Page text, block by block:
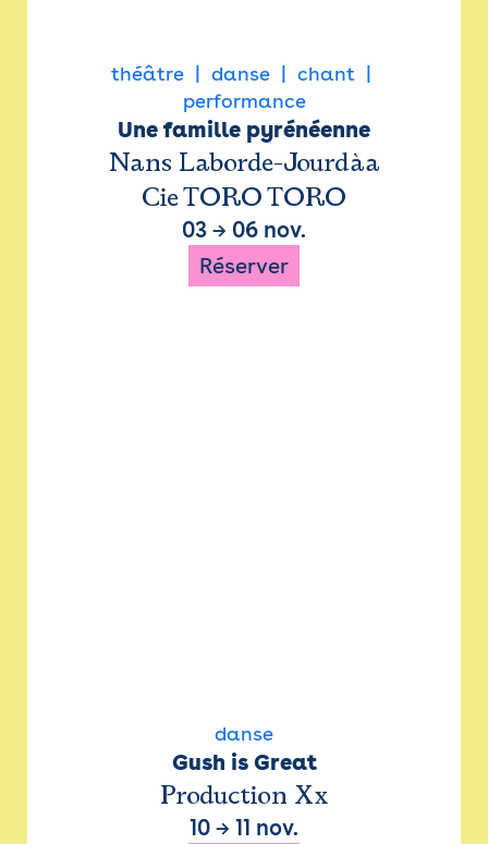
théâtre danse
chant
performance
Une famille pyrénéenne
Nans Laborde-Jourdàa
Cie TORO TORO
03 → 06 nov.
Réserver
danse
Gush is Great
Production Xx
10 → 11 nov.